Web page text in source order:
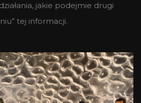
jakie podejmie drugi
tej informacji.